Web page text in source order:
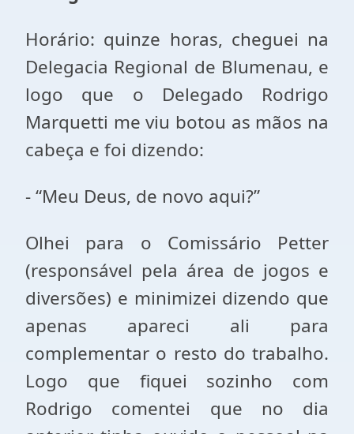
Horário: quinze horas, cheguei na
Delegacia Regional de Blumenau, e
logo que o Delegado Rodrigo
Marquetti me viu botou as mãos na
cabeça e foi dizendo:
- “Meu Deus, de novo aqui?”
Olhei para o Comissário Petter
(responsável pela área de jogos e
diversões) e minimizei dizendo que
apenas apareci ali para
complementar o resto do trabalho.
Logo que fiquei sozinho com
Rodrigo comentei que no dia